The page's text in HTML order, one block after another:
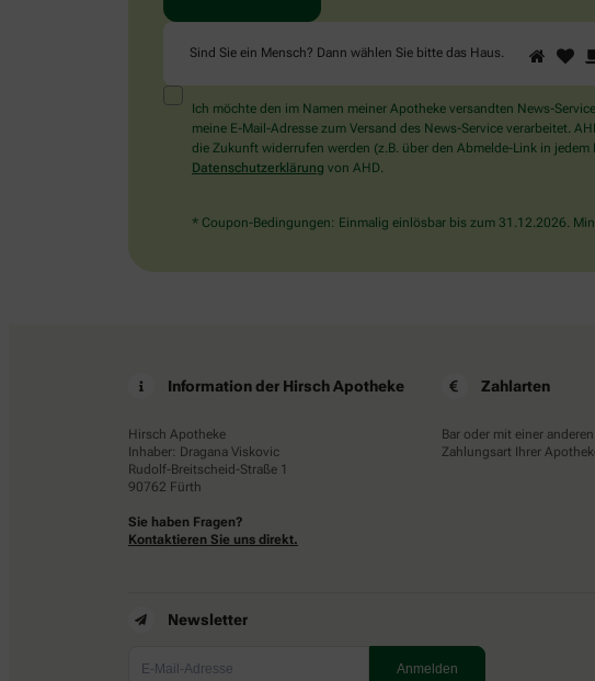
Sind Sie ein Mensch? Dann wählen Sie bitte das Haus.
Sind
Sie
Mensch?
Dann
wählen
Haus.
1 2
Ich möchte den im Namen meiner Apotheke versandten News-
meine E-Mail-Adresse zum Versand des News-Service verarbeitet.
die Zukunft widerrufen werden (z.B. über den Abmelde-Link in
Datenschutzerklärung von AHD.
* Coupon-Bedingungen: Einmalig einlösbar bis zum 31.12.2026.
Information der Hirsch Apotheke
Hirsch Apotheke
Inhaber: Dragana Viskovic
Rudolf-Breitscheid-Straße 1
90762 Fürth
Sie haben Fragen?
Kontaktieren Sie uns direkt.
Zahlarten
Bar oder mit einer
Zahlungsart Ihrer
Newsletter